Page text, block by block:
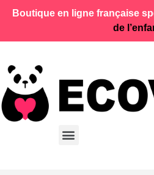
Boutique en ligne française
de